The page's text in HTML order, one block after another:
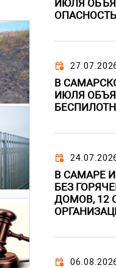
ИЮЛЯ
ОПАСНОСТЬ
В
ИЮЛЯ
В САМАРЕ
БЕЗ
ДОМОВ, 12